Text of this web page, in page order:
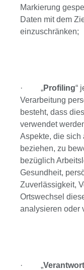
Markierung
Daten mit dem
einzuschränken;
· „Profiling“
Verarbeitung
besteht, dass
verwendet
Aspekte, die sich
beziehen, zu
bezüglich
Gesundheit,
Zuverlässigkeit,
Ortswechsel
analysieren oder
· „